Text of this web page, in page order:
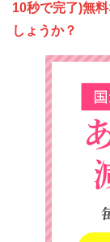
10秒で完了)無
しょうか？